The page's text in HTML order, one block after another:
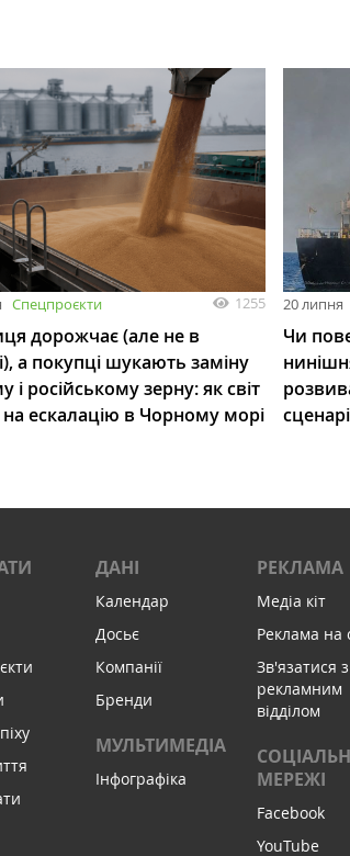
Спецпроєкти 1255
дорожчає (але не в
а покупці шукають заміну
і російському зерну: як світ
на ескалацію в Чорному морі
20 липня
Чи
ДАНІ
Календар
Досьє
Компанії
Бренди
МУЛЬТИМЕДІА
Інфографіка
РЕКЛАМА
Медіа кіт
Реклама на
Зв'язатися з
рекламним
відділом
МЕРЕЖІ
Facebook
YouTube